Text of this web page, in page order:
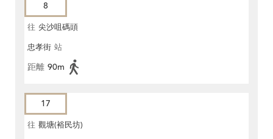
8
往 尖沙咀碼頭
忠孝街 站
距離 90m
17
往 觀塘(裕民坊)